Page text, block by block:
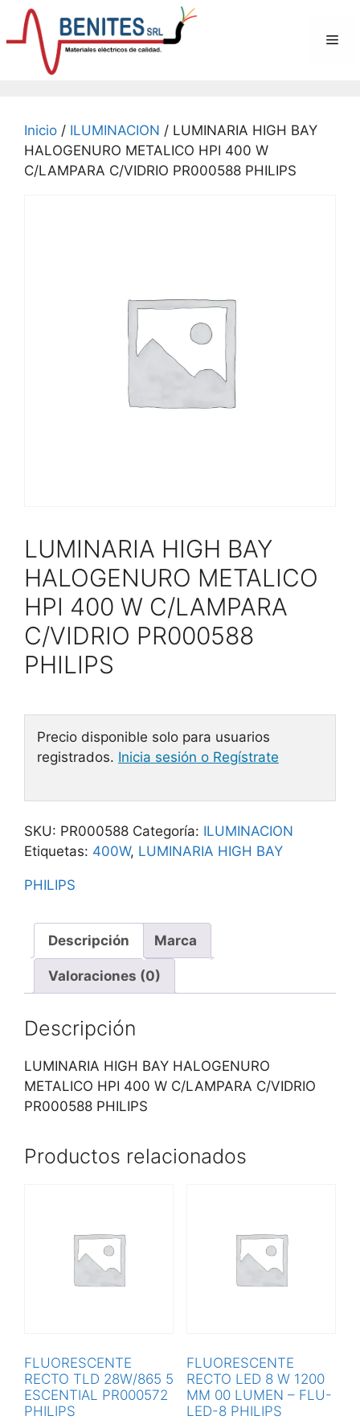
Saltar
contenido
Inicio / ILUMINACION / LUMINARIA HIGH BAY
HALOGENURO METALICO HPI 400 W
C/LAMPARA C/VIDRIO PR000588 PHILIPS
LUMINARIA HIGH BAY
HALOGENURO METALICO
HPI 400 W C/LAMPARA
C/VIDRIO PR000588
PHILIPS
Precio disponible solo para usuarios
registrados. Inicia sesión o Regístrate
SKU: PR000588 Categoría: ILUMINACION
Etiquetas: 400W, LUMINARIA HIGH BAY
PHILIPS
Descripción Marca
Valoraciones (0)
Descripción
LUMINARIA HIGH BAY HALOGENURO
METALICO HPI 400 W C/LAMPARA C/VIDRIO
PR000588 PHILIPS
Productos relacionados
FLUORESCENTE
RECTO TLD 28W/865 5
ESCENTIAL PR000572
PHILIPS
FLUORESCENTE
RECTO LED 8 W 1200
MM 00 LUMEN – FLU-
LED-8 PHILIPS